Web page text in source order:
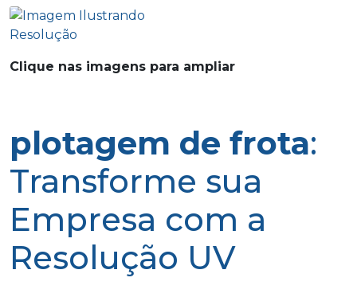
Clique nas imagens para ampliar
plotagem de frota:
Transforme sua
Empresa com a
Resolução UV